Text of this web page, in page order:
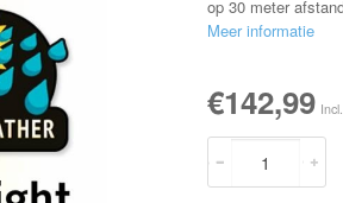
op 30 meter
Meer informatie
€142,99